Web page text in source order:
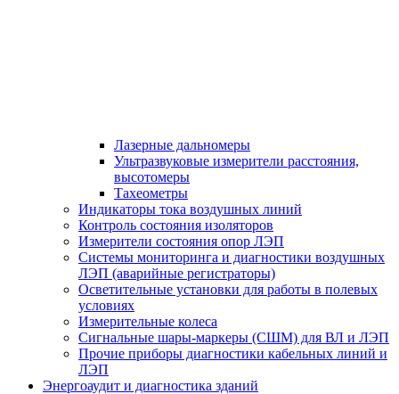
Лазерные дальномеры
Ультразвуковые измерители расстояния,
высотомеры
Тахеометры
Индикаторы тока воздушных линий
Контроль состояния изоляторов
Измерители состояния опор ЛЭП
Системы мониторинга и диагностики воздушных
ЛЭП (аварийные регистраторы)
Осветительные установки для работы в полевых
условиях
Измерительные колеса
Сигнальные шары-маркеры (СШМ) для ВЛ и ЛЭП
Прочие приборы диагностики кабельных линий и
ЛЭП
Энергоаудит и диагностика зданий